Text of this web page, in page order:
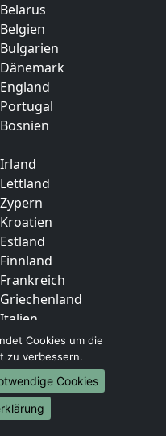
Liechtenstein
Niederlande
Norwegen
Cookies um die
zu verbessern.
Cookies